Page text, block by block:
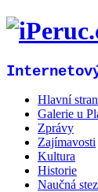
Hlavní
Galerie u
Zprávy
Zajímavosti
Kultura
Historie
Naučná